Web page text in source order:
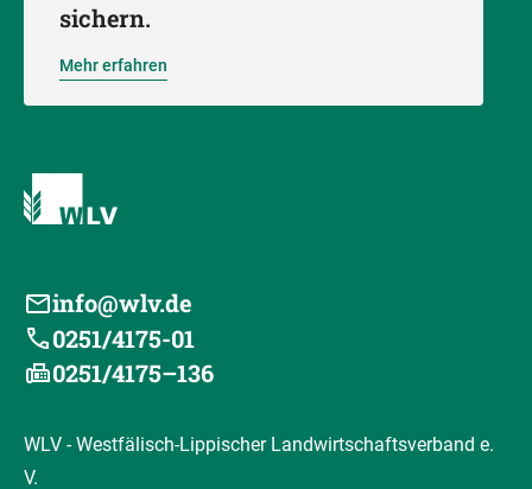
sichern.
Mehr erfahren
info@wlv.de
0251/4175-01
0251/4175–136
WLV - Westfälisch-Lippischer Landwirtschaftsverband e.
V.